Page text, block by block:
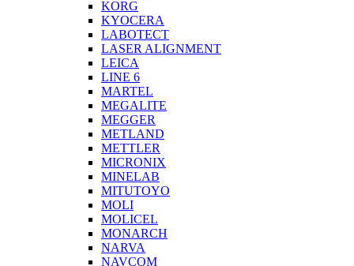
KORG
KYOCERA
LABOTECT
LASER ALIGNMENT
LEICA
LINE 6
MARTEL
MEGALITE
MEGGER
METLAND
METTLER
MICRONIX
MINELAB
MITUTOYO
MOLI
MOLICEL
MONARCH
NARVA
NAVCOM